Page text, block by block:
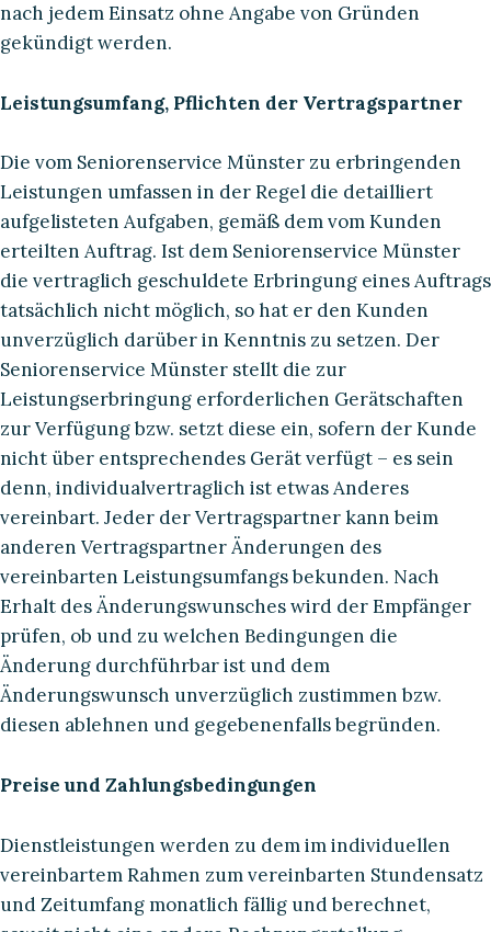
nach jedem Einsatz ohne Angabe von Gründen
gekündigt werden.
Leistungsumfang, Pflichten der Vertragspartner
Die vom Seniorenservice Münster zu erbringenden
Leistungen umfassen in der Regel die detailliert
aufgelisteten Aufgaben, gemäß dem vom Kunden
erteilten Auftrag. Ist dem Seniorenservice Münster
die vertraglich geschuldete Erbringung eines Auftrags
tatsächlich nicht möglich, so hat er den Kunden
unverzüglich darüber in Kenntnis zu setzen. Der
Seniorenservice Münster stellt die zur
Leistungserbringung erforderlichen Gerätschaften
zur Verfügung bzw. setzt diese ein, sofern der Kunde
nicht über entsprechendes Gerät verfügt – es sein
denn, individualvertraglich ist etwas Anderes
vereinbart. Jeder der Vertragspartner kann beim
anderen Vertragspartner Änderungen des
vereinbarten Leistungsumfangs bekunden. Nach
Erhalt des Änderungswunsches wird der Empfänger
prüfen, ob und zu welchen Bedingungen die
Änderung durchführbar ist und dem
Änderungswunsch unverzüglich zustimmen bzw.
diesen ablehnen und gegebenenfalls begründen.
Preise und Zahlungsbedingungen
Dienstleistungen werden zu dem im individuellen
vereinbartem Rahmen zum vereinbarten Stundensatz
und Zeitumfang monatlich fällig und berechnet,